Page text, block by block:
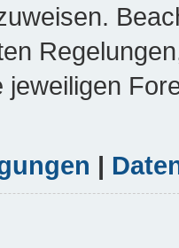
jeweiligen
|